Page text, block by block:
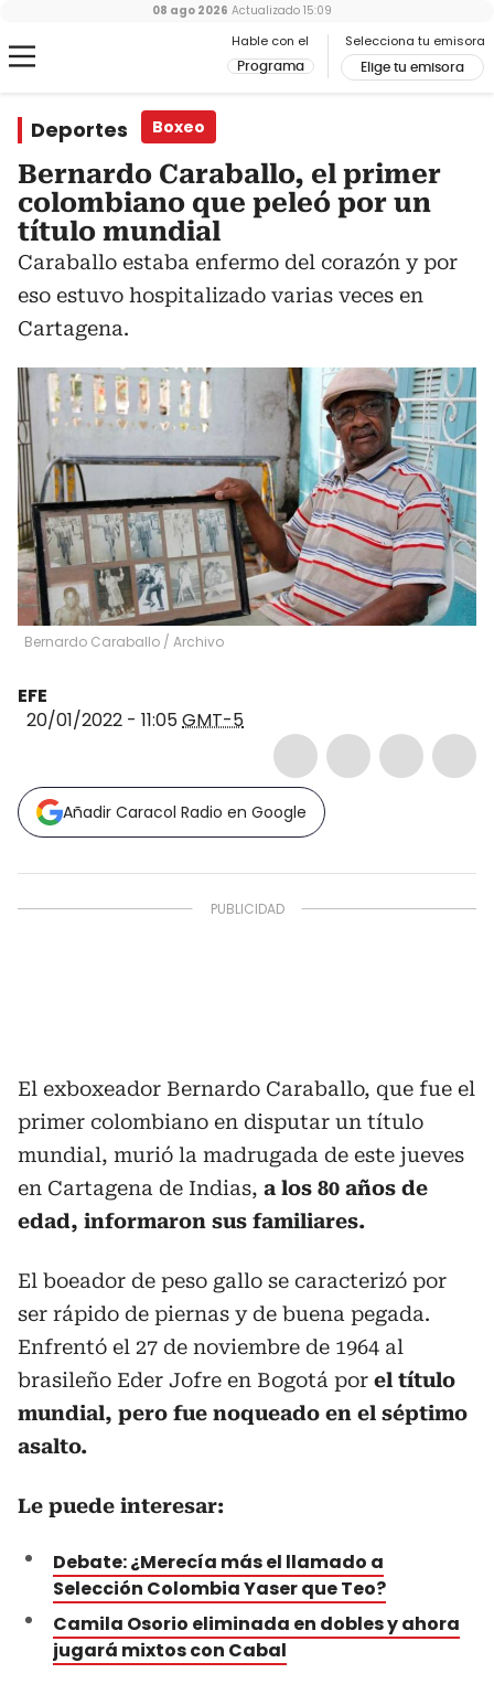
Hable con el
Programa
Selecciona tu emisora
Elige tu emisora
08 ago 2026 Actualizado 15:09
Deportes Boxeo
Bernardo Caraballo, el primer
colombiano que peleó por un
título mundial
Caraballo estaba enfermo del corazón y por
eso estuvo hospitalizado varias veces en
Cartagena.
Bernardo Caraballo / Archivo
EFE
20/01/2022 - 11:05GMT-5
Añadir Caracol Radio en Google
El exboxeador Bernardo Caraballo, que fue el
primer colombiano en disputar un título
mundial, murió la madrugada de este jueves
en Cartagena de Indias, a los 80 años de
edad, informaron sus familiares.
El boeador de peso gallo se caracterizó por
ser rápido de piernas y de buena pegada.
Enfrentó el 27 de noviembre de 1964 al
brasileño Eder Jofre en Bogotá por el título
mundial, pero fue noqueado en el séptimo
asalto.
Le puede interesar:
Debate: ¿Merecía más el llamado a
Selección Colombia Yaser que Teo?
Camila Osorio eliminada en dobles y ahora
jugará mixtos con Cabal